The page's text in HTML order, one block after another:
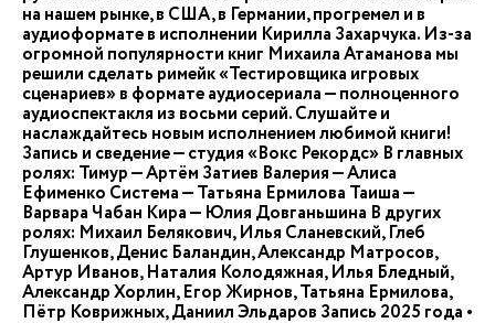
на нашем рынке, в США, в Германии, прогремел и в
аудиоформате в исполнении Кирилла Захарчука. Из-за
огромной популярности книг Михаила Атаманова мы
решили сделать римейк «Тестировщика игровых
сценариев» в формате аудиосериала — полноценного
аудиоспектакля из восьми серий. Слушайте и
наслаждайтесь новым исполнением любимой книги!
Запись и сведение — студия «Вокс Рекордс» В главных
ролях: Тимур — Артём Затиев Валерия — Алиса
Ефименко Система — Татьяна Ермилова Таиша —
Варвара Чабан Кира — Юлия Довганьшина В других
ролях: Михаил Белякович, Илья Сланевский, Глеб
Глушенков, Денис Баландин, Александр Матросов,
Артур Иванов, Наталия Колодяжная, Илья Бледный,
Александр Хорлин, Егор Жирнов, Татьяна Ермилова,
Пётр Коврижных, Даниил Эльдаров Запись 2025 года •